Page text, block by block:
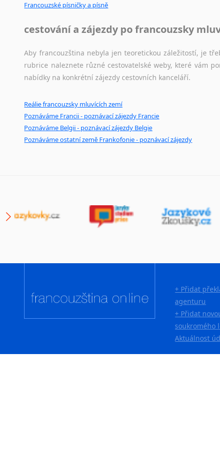
Francouzské písničky a písně
cestování a zájezdy po francouzsky
Aby francouzština nebyla jen teoretickou záležitostí, je
rubrice naleznete různé cestovatelské weby, které vám
nabídky na konkrétní zájezdy cestovních kanceláří.
Reálie francouzsky mluvících zemí
Poznáváme Francii - poznávací zájezdy Francie
Poznáváme Belgii - poznávací zájezdy Belgie
Poznáváme ostatní země Frankofonie - poznávací zájezdy
+ Přidat
agenturu
+ Přidat
soukromého
Aktuálnost